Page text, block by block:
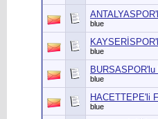
blue
blue
blue
HACETTEPE'li
blue